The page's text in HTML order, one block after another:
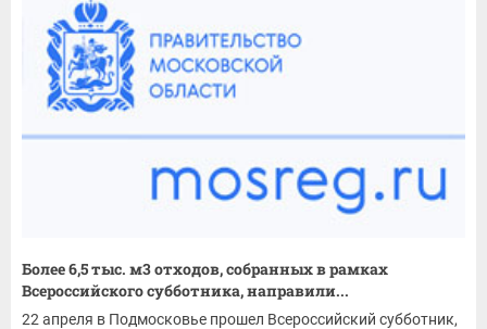
Более 6,5 тыс. м3 отходов, собранных в рамках
Всероссийского субботника, направили...
22 апреля в Подмосковье прошел Всероссийский субботник,